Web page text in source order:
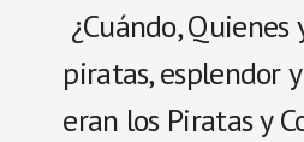
¿Cuándo, Quienes
piratas, esplendor
eran los Piratas y